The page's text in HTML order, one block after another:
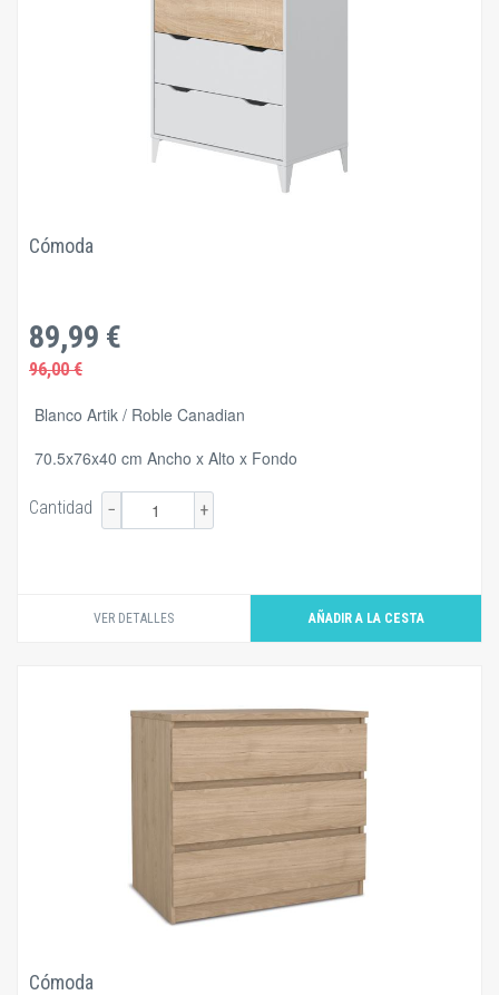
Cómoda
89,99 €
96,00 €
Blanco Artik / Roble Canadian
70.5x76x40 cm Ancho x Alto x Fondo
Cantidad − +
VER DETALLES
Cómoda